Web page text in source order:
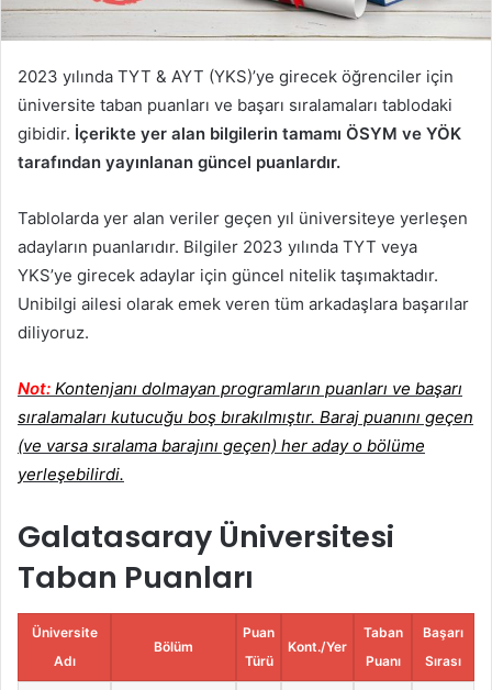
2023 yılında TYT & AYT (YKS)’ye girecek öğrenciler için
üniversite taban puanları ve başarı sıralamaları tablodaki
gibidir. İçerikte yer alan bilgilerin tamamı ÖSYM ve YÖK
tarafından yayınlanan güncel puanlardır.
Tablolarda yer alan veriler geçen yıl üniversiteye yerleşen
adayların puanlarıdır. Bilgiler 2023 yılında TYT veya
YKS’ye girecek adaylar için güncel nitelik taşımaktadır.
Unibilgi ailesi olarak emek veren tüm arkadaşlara başarılar
diliyoruz.
Not: Kontenjanı dolmayan programların puanları ve başarı
sıralamaları kutucuğu boş bırakılmıştır. Baraj puanını geçen
(ve varsa sıralama barajını geçen) her aday o bölüme
yerleşebilirdi.
Galatasaray Üniversitesi
Taban Puanları
Üniversite
Adı
Bölüm
Puan
Türü
Kont./Yer
Taban
Puanı
Başarı
Sırası